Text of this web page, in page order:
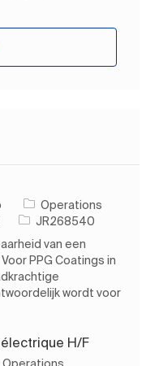
Operations
ID úlohy
JR268540
van een
PPG Coatings in
wordt voor
H/F